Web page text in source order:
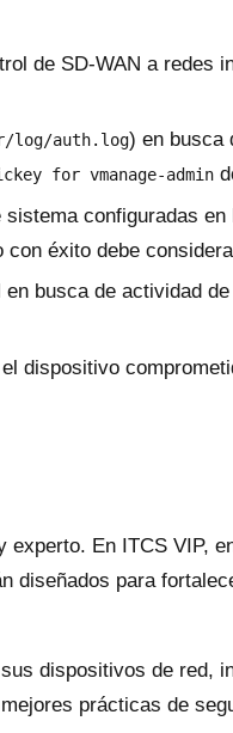
de SD-WAN a redes
log/auth.log) en busca
for vmanage-admin
configuradas
éxito debe
busca de actividad
dispositivo
En ITCS VIP,
para
dispositivos de red,
prácticas de